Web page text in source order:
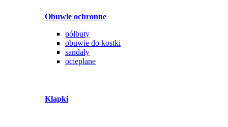
Obuwie ochronne
półbuty
obuwie do kostki
sandały
ocieplane
Klapki